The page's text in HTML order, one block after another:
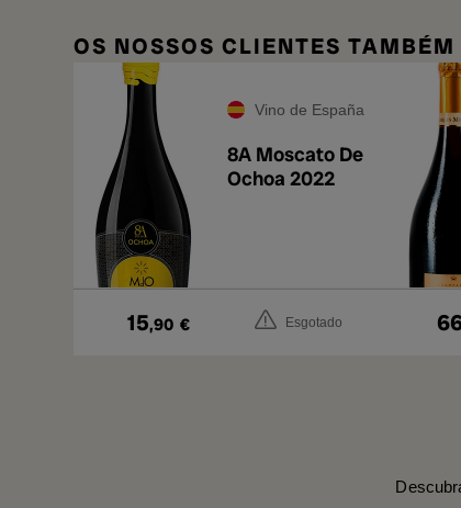
OS NOSSOS CLIENTES
Vino de España
8A Moscato De
Ochoa 2022
15,90 € Esgotado